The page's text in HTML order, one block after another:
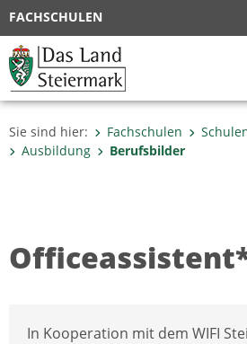
FACHSCHULEN
Sie sind hier: Fachschulen
Ausbildung
Berufsbilder
In Kooperation mit dem WIFI